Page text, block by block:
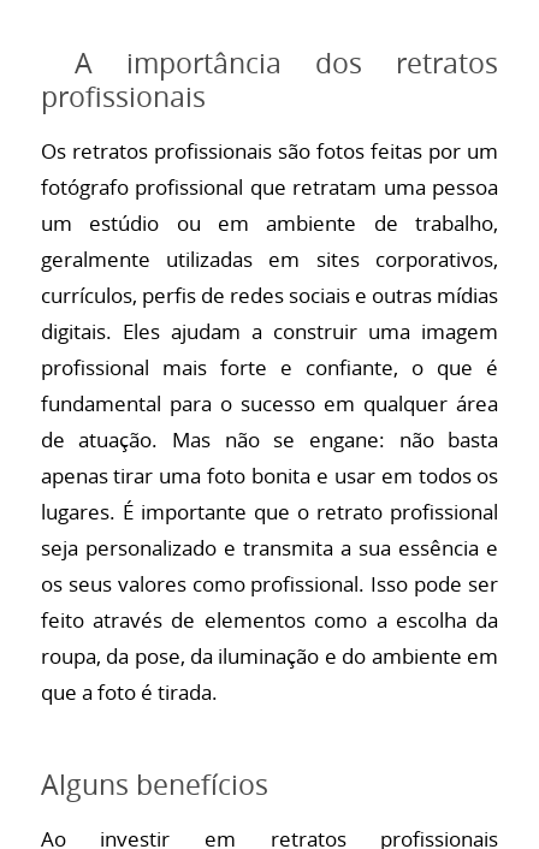
A importância dos retratos
profissionais
Os retratos profissionais são fotos feitas por um
fotógrafo profissional que retratam uma pessoa
um estúdio ou em ambiente de trabalho,
geralmente utilizadas em sites corporativos,
currículos, perfis de redes sociais e outras mídias
digitais. Eles ajudam a construir uma imagem
profissional mais forte e confiante, o que é
fundamental para o sucesso em qualquer área
de atuação. Mas não se engane: não basta
apenas tirar uma foto bonita e usar em todos os
lugares. É importante que o retrato profissional
seja personalizado e transmita a sua essência e
os seus valores como profissional. Isso pode ser
feito através de elementos como a escolha da
roupa, da pose, da iluminação e do ambiente em
que a foto é tirada.
Alguns benefícios
Ao investir em retratos profissionais